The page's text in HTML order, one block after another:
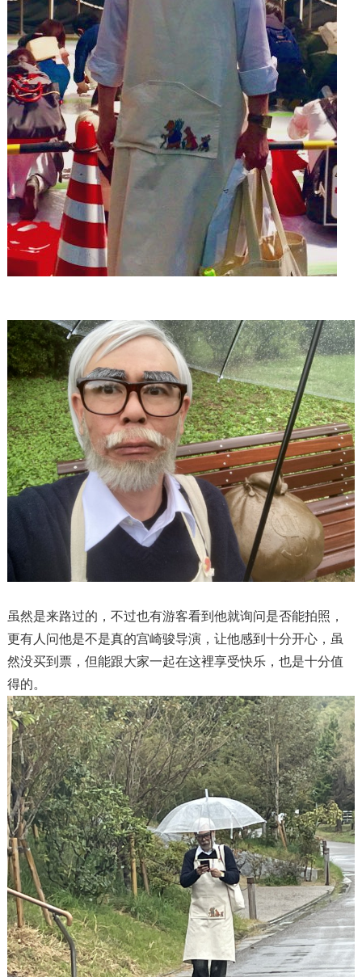
虽然是来路过的，不过也有游客看到他就询问是否能拍照，
更有人问他是不是真的宫崎骏导演，让他感到十分开心，虽
然没买到票，但能跟大家一起在这裡享受快乐，也是十分值
得的。